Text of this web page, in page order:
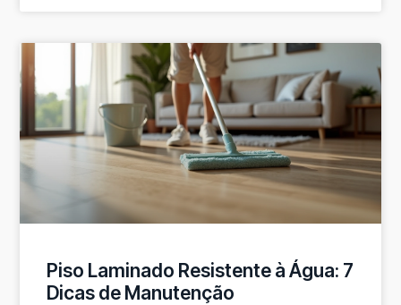
Piso Laminado Resistente à Água: 7
Dicas de Manutenção